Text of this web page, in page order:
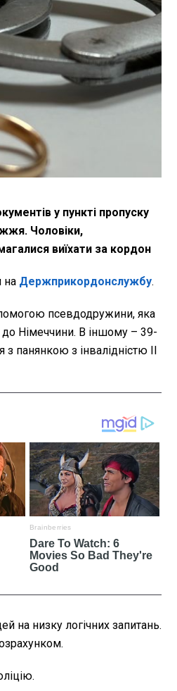
у пункті пропуску
Чоловіки,
виїхати за кордон
на Держприкордонслужбу.
псевдодружини, яка
до Німеччини. В іншому – 39-
панянкою з інвалідністю II
на низку логічних запитань.